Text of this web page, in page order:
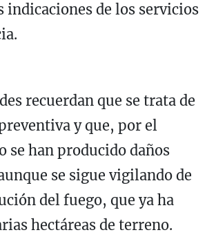
indicaciones de los servicios
recuerdan que se trata de
y que, por el
se han producido daños
se sigue vigilando de
del fuego, que ya ha
hectáreas de terreno.